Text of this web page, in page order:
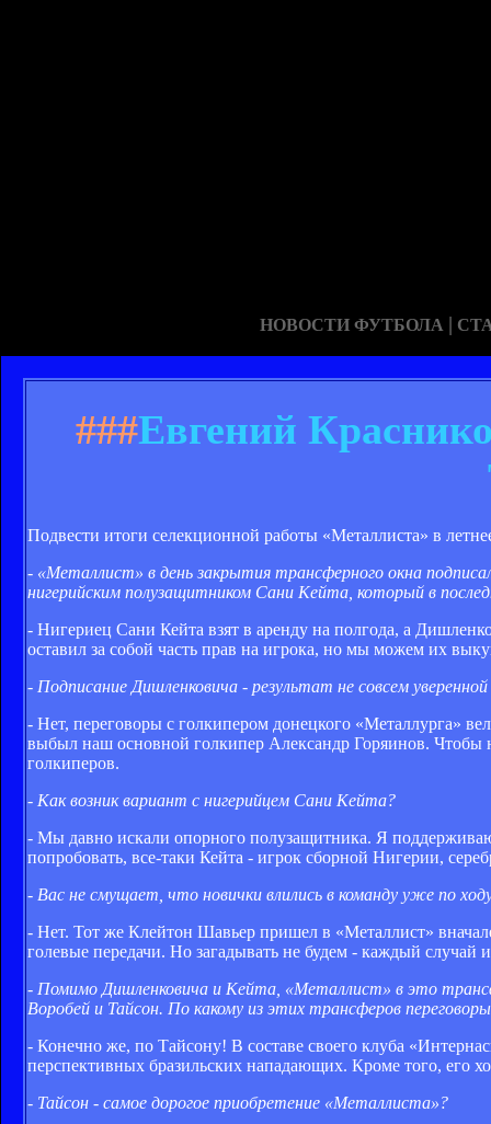
НОВОСТИ ФУТБОЛА |
###Евгений
Подвести итоги селекционной работы «Металлиста» в
- «Металлист» в день закрытия трансферного окна
нигерийским полузащитником Сани Кейта, который в
- Нигериец Сани Кейта взят в аренду на полгода, а
оставил за собой часть прав на игрока, но мы можем их
- Подписание Дишленковича - результат не совсем
- Нет, переговоры с голкипером донецкого «Металлурга»
выбыл наш основной голкипер Александр Горяинов.
голкиперов.
- Как возник вариант с нигерийцем Сани Кейта?
- Мы давно искали опорного полузащитника. Я
попробовать, все-таки Кейта - игрок сборной Нигерии,
- Вас не смущает, что новички влились в команду уже по
- Нет. Тот же Клейтон Шавьер пришел в «Металлист»
голевые передачи. Но загадывать не будем - каждый случай
- Помимо Дишленковича и Кейта, «Металлист» в это
Воробей и Тайсон. По какому из этих трансферов
- Конечно же, по Тайсону! В составе своего клуба
перспективных бразильских нападающих. Кроме того, его
- Тайсон - самое дорогое приобретение «Металлиста»?